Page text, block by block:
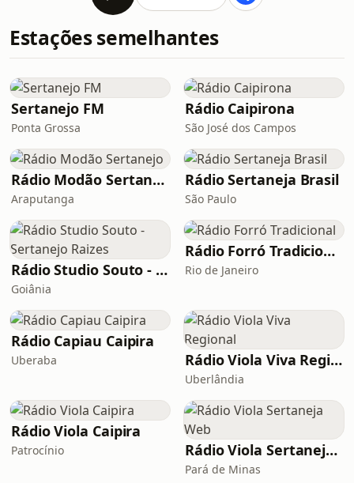
Estações semelhantes
Sertanejo FM
Ponta Grossa
Rádio Caipirona
São José dos Campos
Rádio Modão Sertanejo
Araputanga
Rádio Sertaneja Brasil
São Paulo
Rádio Studio Souto - Sertanejo Raizes
Goiânia
Rádio Forró Tradicional
Rio de Janeiro
Rádio Capiau Caipira
Uberaba Rádio Viola Viva Regional
Uberlândia
Rádio Viola Caipira
Patrocínio Rádio Viola Sertaneja Web
Pará de Minas